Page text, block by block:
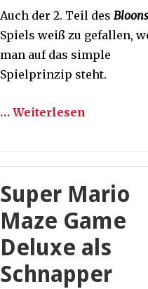
Auch der 2. Teil des Bloons
Spiels weiß zu gefallen,
man auf das simple
Spielprinzip steht.
… Weiterlesen
Super Mario
Maze Game
Deluxe als
Schnapper